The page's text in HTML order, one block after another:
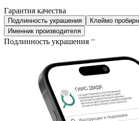
Гарантия качества
Подлинность украшения
Клеймо
Именник производителя
Подлинность украшения